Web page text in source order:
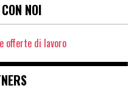
NOI
offerte di lavoro